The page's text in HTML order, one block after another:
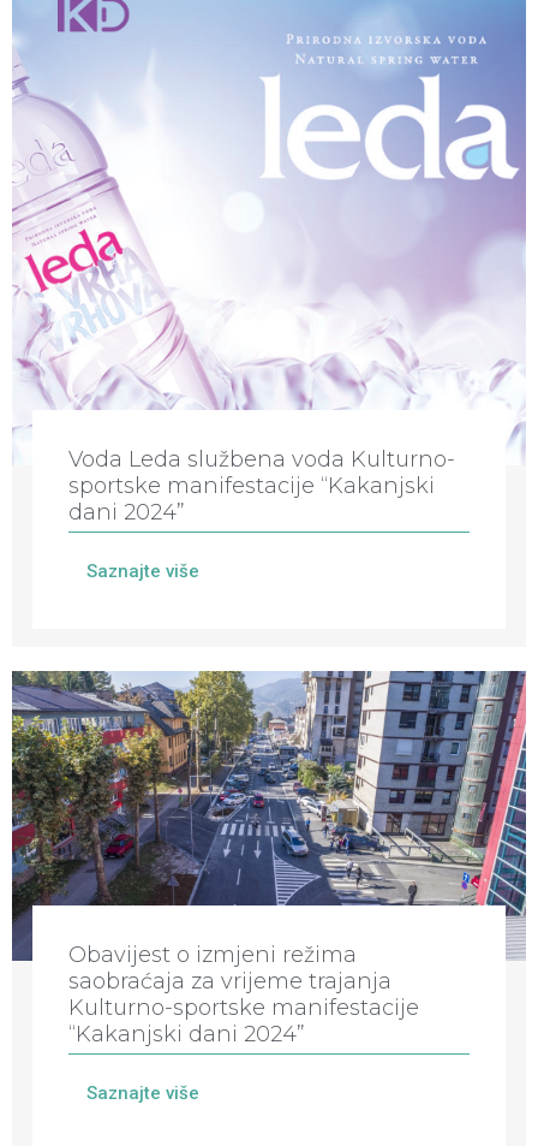
Voda Leda službena voda Kulturno-
sportske manifestacije “Kakanjski
dani 2024”
Saznajte više
Obavijest o izmjeni režima
saobraćaja za vrijeme trajanja
Kulturno-sportske manifestacije
“Kakanjski dani 2024”
Saznajte više